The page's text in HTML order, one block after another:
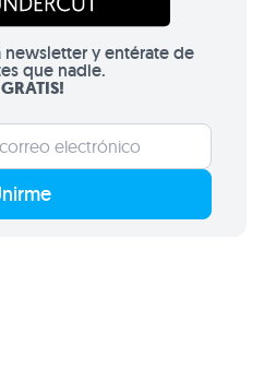
newsletter y entérate de
que nadie.
GRATIS!